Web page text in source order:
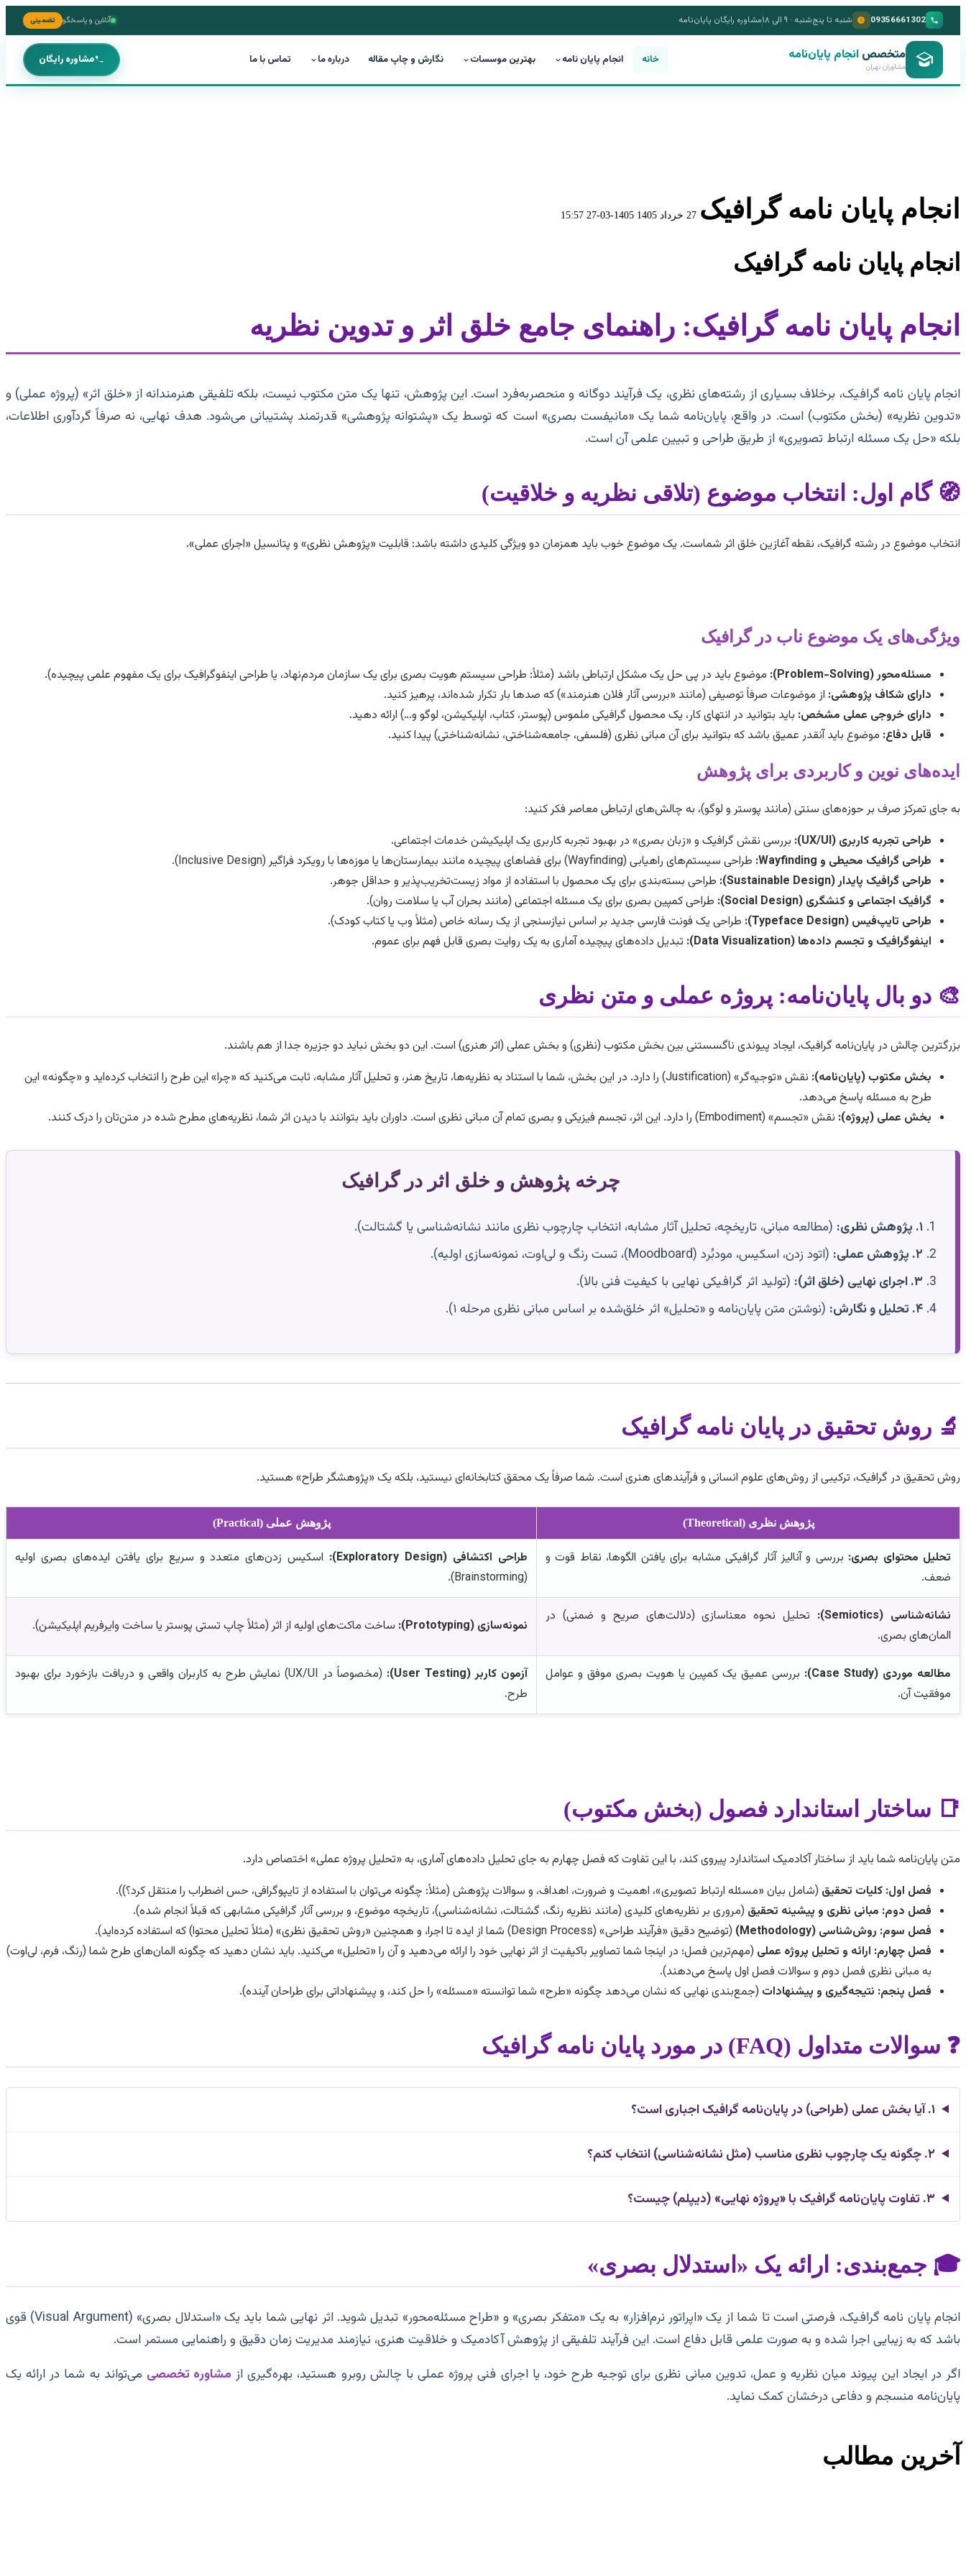
09356661302 شنبه تا پنج‌شنبه · ۹ الی ۱۸ مشاوره رایگان پایان‌نامه آنلاین و پاسخگو تضمینی
متخصص انجام پایان‌نامه
مشاوران تهران خانه انجام پایان نامه بهترین موسسات نگارش و چاپ مقاله درباره ما تماس با ما مشاوره رایگان
انجام پایان نامه گرافیک 27 خرداد 1405 1405-03-27 15:57
انجام پایان نامه گرافیک
انجام پایان نامه گرافیک: راهنمای جامع خلق اثر و تدوین نظریه
انجام پایان نامه گرافیک، برخلاف بسیاری از رشته‌های نظری، یک فرآیند دوگانه و منحصربه‌فرد است. این پژوهش، تنها یک متن مکتوب نیست، بلکه تلفیقی هنرمندانه از «خلق اثر» (پروژه عملی) و
«تدوین نظریه» (بخش مکتوب) است. در واقع، پایان‌نامه شما یک «مانیفست بصری» است که توسط یک «پشتوانه پژوهشی» قدرتمند پشتیبانی می‌شود. هدف نهایی، نه صرفاً گردآوری اطلاعات،
بلکه «حل یک مسئله ارتباط تصویری» از طریق طراحی و تبیین علمی آن است.
🧭 گام اول: انتخاب موضوع (تلاقی نظریه و خلاقیت)
انتخاب موضوع در رشته گرافیک، نقطه آغازین خلق اثر شماست. یک موضوع خوب باید همزمان دو ویژگی کلیدی داشته باشد: قابلیت «پژوهش نظری» و پتانسیل «اجرای عملی».
ویژگی‌های یک موضوع ناب در گرافیک
مسئله‌محور (Problem-Solving):
موضوع باید در پی حل یک مشکل ارتباطی باشد (مثلاً: طراحی سیستم هویت بصری برای یک سازمان مردم‌نهاد، یا طراحی اینفوگرافیک برای یک مفهوم علمی پیچیده).
دارای شکاف پژوهشی: از موضوعات صرفاً توصیفی (مانند «بررسی آثار فلان هنرمند») که صدها بار تکرار شده‌اند، پرهیز کنید.
دارای خروجی عملی مشخص: باید بتوانید در انتهای کار، یک محصول گرافیکی ملموس (پوستر، کتاب، اپلیکیشن، لوگو و…) ارائه دهید.
قابل دفاع: موضوع باید آنقدر عمیق باشد که بتوانید برای آن مبانی نظری (فلسفی، جامعه‌شناختی، نشانه‌شناختی) پیدا کنید.
ایده‌های نوین و کاربردی برای پژوهش
به جای تمرکز صرف بر حوزه‌های سنتی (مانند پوستر و لوگو)، به چالش‌های ارتباطی معاصر فکر کنید:
طراحی تجربه کاربری (UX/UI):
بررسی نقش گرافیک و «زبان بصری» در بهبود تجربه کاربری یک اپلیکیشن خدمات اجتماعی.
طراحی گرافیک محیطی و Wayfinding:
طراحی سیستم‌های راهیابی (Wayfinding) برای فضاهای پیچیده مانند بیمارستان‌ها یا موزه‌ها با رویکرد فراگیر (Inclusive Design).
طراحی گرافیک پایدار (Sustainable Design):
طراحی بسته‌بندی برای یک محصول با استفاده از مواد زیست‌تخریب‌پذیر و حداقل جوهر.
گرافیک اجتماعی و کنشگری (Social Design):
طراحی کمپین بصری برای یک مسئله اجتماعی (مانند بحران آب یا سلامت روان).
طراحی تایپ‌فیس (Typeface Design):
طراحی یک فونت فارسی جدید بر اساس نیازسنجی از یک رسانه خاص (مثلاً وب یا کتاب کودک).
اینفوگرافیک و تجسم داده‌ها (Data Visualization):
تبدیل داده‌های پیچیده آماری به یک روایت بصری قابل فهم برای عموم.
🎨 دو بال پایان‌نامه: پروژه عملی و متن نظری
بزرگترین چالش در پایان‌نامه گرافیک، ایجاد پیوندی ناگسستنی بین بخش مکتوب (نظری) و بخش عملی (اثر هنری) است. این دو بخش نباید دو جزیره جدا از هم باشند.
بخش مکتوب (پایان‌نامه):
نقش «توجیه‌گر» (Justification) را دارد. در این بخش، شما با استناد به نظریه‌ها، تاریخ هنر، و تحلیل آثار مشابه، ثابت می‌کنید که «چرا» این طرح را انتخاب کرده‌اید و «چگونه» این
طرح به مسئله پاسخ می‌دهد.
بخش عملی (پروژه): نقش «تجسم» (Embodiment) را دارد. این اثر، تجسم فیزیکی و بصری تمام آن مبانی نظری است. داوران باید بتوانند با دیدن اثر شما، نظریه‌های مطرح شده در متن‌تان را درک کنند.
چرخه پژوهش و خلق اثر در گرافیک
۱. پژوهش نظری:
(مطالعه مبانی، تاریخچه، تحلیل آثار مشابه، انتخاب چارچوب نظری مانند نشانه‌شناسی یا گشتالت).
۲. پژوهش عملی:
(اتود زدن، اسکیس، مودبُرد (Moodboard)، تست رنگ و لی‌اوت، نمونه‌سازی اولیه).
۳. اجرای نهایی (خلق اثر):
(تولید اثر گرافیکی نهایی با کیفیت فنی بالا).
۴. تحلیل و نگارش:
(نوشتن متن پایان‌نامه و «تحلیل» اثر خلق‌شده بر اساس مبانی نظری مرحله ۱).
🔬 روش تحقیق در پایان نامه گرافیک
روش تحقیق در گرافیک، ترکیبی از روش‌های علوم انسانی و فرآیندهای هنری است. شما صرفاً یک محقق کتابخانه‌ای نیستید، بلکه یک «پژوهشگر طراح» هستید.
پژوهش نظری (Theoretical) پژوهش عملی (Practical)
تحلیل محتوای بصری: بررسی و آنالیز آثار گرافیکی مشابه برای یافتن الگوها، نقاط قوت و
ضعف.
طراحی اکتشافی (Exploratory Design):
اسکیس زدن‌های متعدد و سریع برای یافتن ایده‌های بصری اولیه
(Brainstorming).
نشانه‌شناسی (Semiotics):
تحلیل نحوه معناسازی (دلالت‌های صریح و ضمنی) در
المان‌های بصری.
نمونه‌سازی (Prototyping): ساخت ماکت‌های اولیه از اثر (مثلاً چاپ تستی پوستر یا ساخت وایرفریم اپلیکیشن).
مطالعه موردی (Case Study):
بررسی عمیق یک کمپین یا هویت بصری موفق و عوامل
موفقیت آن.
آزمون کاربر (User Testing):
(مخصوصاً در UX/UI) نمایش طرح به کاربران واقعی و دریافت بازخورد برای بهبود
طرح.
📑 ساختار استاندارد فصول (بخش مکتوب)
متن پایان‌نامه شما باید از ساختار آکادمیک استاندارد پیروی کند، با این تفاوت که فصل چهارم به جای تحلیل داده‌های آماری، به «تحلیل پروژه عملی» اختصاص دارد.
فصل اول: کلیات تحقیق (شامل بیان «مسئله ارتباط تصویری»، اهمیت و ضرورت، اهداف، و سوالات پژوهش (مثلاً: چگونه می‌توان با استفاده از تایپوگرافی، حس اضطراب را منتقل کرد؟)).
فصل دوم: مبانی نظری و پیشینه تحقیق (مروری بر نظریه‌های کلیدی (مانند نظریه رنگ، گشتالت، نشانه‌شناسی)، تاریخچه موضوع، و بررسی آثار گرافیکی مشابهی که قبلاً انجام شده).
فصل سوم: روش‌شناسی (Methodology)
(توضیح دقیق «فرآیند طراحی» (Design Process) شما از ایده تا اجرا، و همچنین «روش تحقیق نظری» (مثلاً تحلیل محتوا) که استفاده کرده‌اید).
فصل چهارم: ارائه و تحلیل پروژه عملی (مهم‌ترین فصل؛ در اینجا شما تصاویر باکیفیت از اثر نهایی خود را ارائه می‌دهید و آن را «تحلیل» می‌کنید. باید نشان دهید که چگونه المان‌های طرح شما (رنگ، فرم، لی‌اوت)
به مبانی نظری فصل دوم و سوالات فصل اول پاسخ می‌دهند).
فصل پنجم: نتیجه‌گیری و پیشنهادات (جمع‌بندی نهایی که نشان می‌دهد چگونه «طرح» شما توانسته «مسئله» را حل کند، و پیشنهاداتی برای طراحان آینده).
❓ سوالات متداول (FAQ) در مورد پایان نامه گرافیک
۱. آیا بخش عملی (طراحی) در پایان‌نامه گرافیک اجباری است؟
۲. چگونه یک چارچوب نظری مناسب (مثل نشانه‌شناسی) انتخاب کنم؟
۳. تفاوت پایان‌نامه گرافیک با «پروژه نهایی» (دیپلم) چیست؟
🎓 جمع‌بندی: ارائه یک «استدلال بصری»
انجام پایان نامه گرافیک، فرصتی است تا شما از یک «اپراتور نرم‌افزار» به یک «متفکر بصری» و «طراح مسئله‌محور» تبدیل شوید. اثر نهایی شما باید یک «استدلال بصری» (Visual Argument) قوی
باشد که به زیبایی اجرا شده و به صورت علمی قابل دفاع است. این فرآیند تلفیقی از پژوهش آکادمیک و خلاقیت هنری، نیازمند مدیریت زمان دقیق و راهنمایی مستمر است.
اگر در ایجاد این پیوند میان نظریه و عمل، تدوین مبانی نظری برای توجیه طرح خود، یا اجرای فنی پروژه عملی با چالش روبرو هستید، بهره‌گیری از مشاوره تخصصی می‌تواند به شما در ارائه یک
پایان‌نامه منسجم و دفاعی درخشان کمک نماید.
آخرین مطالب